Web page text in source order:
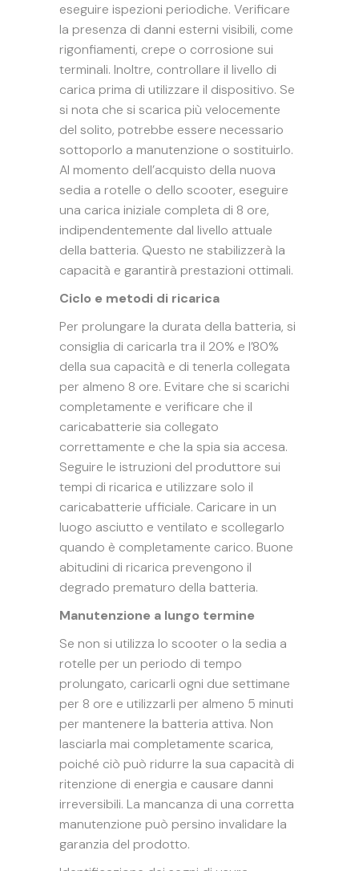
eseguire ispezioni periodiche. Verificare
la presenza di danni esterni visibili, come
rigonfiamenti, crepe o corrosione sui
terminali. Inoltre, controllare il livello di
carica prima di utilizzare il dispositivo. Se
si nota che si scarica più velocemente
del solito, potrebbe essere necessario
sottoporlo a manutenzione o sostituirlo.
Al momento dell’acquisto della nuova
sedia a rotelle o dello scooter, eseguire
una carica iniziale completa di 8 ore,
indipendentemente dal livello attuale
della batteria. Questo ne stabilizzerà la
capacità e garantirà prestazioni ottimali.
Ciclo e metodi di ricarica
Per prolungare la durata della batteria, si
consiglia di caricarla tra il 20% e l’80%
della sua capacità e di tenerla collegata
per almeno 8 ore. Evitare che si scarichi
completamente e verificare che il
caricabatterie sia collegato
correttamente e che la spia sia accesa.
Seguire le istruzioni del produttore sui
tempi di ricarica e utilizzare solo il
caricabatterie ufficiale. Caricare in un
luogo asciutto e ventilato e scollegarlo
quando è completamente carico. Buone
abitudini di ricarica prevengono il
degrado prematuro della batteria.
Manutenzione a lungo termine
Se non si utilizza lo scooter o la sedia a
rotelle per un periodo di tempo
prolungato, caricarli ogni due settimane
per 8 ore e utilizzarli per almeno 5 minuti
per mantenere la batteria attiva. Non
lasciarla mai completamente scarica,
poiché ciò può ridurre la sua capacità di
ritenzione di energia e causare danni
irreversibili. La mancanza di una corretta
manutenzione può persino invalidare la
garanzia del prodotto.